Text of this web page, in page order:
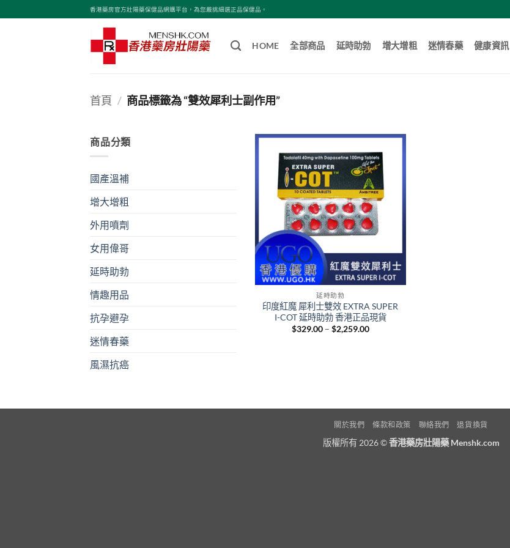
to
香港藥房官方壯陽藥保健品網購平台，為您嚴挑細選正品保健品。
HOME 全部商品 延時助勃 增大增粗 迷情春藥 健康資訊
首頁 / 商品標籤為 “雙效犀利士副作用”
商品分類
國產溫補
增大增粗
外用噴劑
女用偉哥
延時助勃
情趣用品
抗孕避孕
迷情春藥
風濕抗癌
+
延時助勃
印度紅魔 犀利士雙效 EXTRA SUPER
I-COT 延時助勃 香港正品現貨
$329.00 – $2,259.00Price
關於我們 條款和政策 聯絡我們 退貨換貨
版權所有 2026 ©香港藥房壯陽藥 Menshk.com